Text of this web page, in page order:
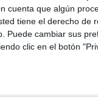
cuenta que algún
tiene el derecho de
Puede cambiar sus
clic en el botón
o no